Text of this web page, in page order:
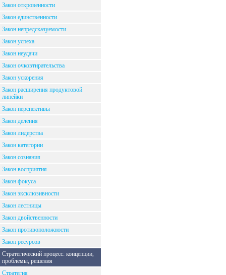
Закон откровенности
Закон единственности
Закон непредсказуемости
Закон успеха
Закон неудачи
Закон очковтирательства
Закон ускорения
Закон расширения продуктовой
линейки
Закон перспективы
Закон деления
Закон лидерства
Закон категории
Закон сознания
Закон восприятия
Закон фокуса
Закон эксклюзивности
Закон лестницы
Закон двойственности
Закон противоположности
Закон ресурсов
Стратегический процесс: концепции,
проблемы, решения
Стратегия